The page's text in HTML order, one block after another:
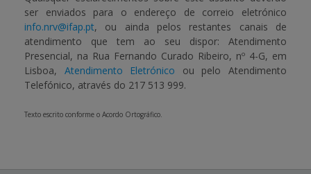
ser enviados para o endereço de correio eletrónico
info.nrv@ifap.pt, ou ainda pelos restantes canais de
atendimento que tem ao seu dispor: Atendimento
Presencial, na Rua Fernando Curado Ribeiro, nº 4-G, em
Lisboa, Atendimento Eletrónico ou pelo Atendimento
Telefónico, através do 217 513 999.
Texto escrito conforme o Acordo Ortográfico.